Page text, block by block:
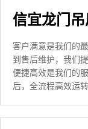
信宜龙门
客户满意是我们的
到售后维护，我们
便捷高效是我们的
后，全流程高效运转